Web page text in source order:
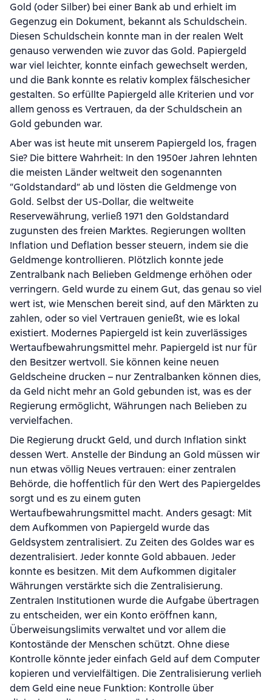
Gold (oder Silber) bei einer Bank ab und erhielt im
Gegenzug ein Dokument, bekannt als Schuldschein.
Diesen Schuldschein konnte man in der realen Welt
genauso verwenden wie zuvor das Gold. Papiergeld
war viel leichter, konnte einfach gewechselt werden,
und die Bank konnte es relativ komplex fälschesicher
gestalten. So erfüllte Papiergeld alle Kriterien und vor
allem genoss es Vertrauen, da der Schuldschein an
Gold gebunden war.
Aber was ist heute mit unserem Papiergeld los, fragen
Sie? Die bittere Wahrheit: In den 1950er Jahren lehnten
die meisten Länder weltweit den sogenannten
“Goldstandard” ab und lösten die Geldmenge von
Gold. Selbst der US-Dollar, die weltweite
Reservewährung, verließ 1971 den Goldstandard
zugunsten des freien Marktes. Regierungen wollten
Inflation und Deflation besser steuern, indem sie die
Geldmenge kontrollieren. Plötzlich konnte jede
Zentralbank nach Belieben Geldmenge erhöhen oder
verringern. Geld wurde zu einem Gut, das genau so viel
wert ist, wie Menschen bereit sind, auf den Märkten zu
zahlen, oder so viel Vertrauen genießt, wie es lokal
existiert. Modernes Papiergeld ist kein zuverlässiges
Wertaufbewahrungsmittel mehr. Papiergeld ist nur für
den Besitzer wertvoll. Sie können keine neuen
Geldscheine drucken – nur Zentralbanken können dies,
da Geld nicht mehr an Gold gebunden ist, was es der
Regierung ermöglicht, Währungen nach Belieben zu
vervielfachen.
Die Regierung druckt Geld, und durch Inflation sinkt
dessen Wert. Anstelle der Bindung an Gold müssen wir
nun etwas völlig Neues vertrauen: einer zentralen
Behörde, die hoffentlich für den Wert des Papiergeldes
sorgt und es zu einem guten
Wertaufbewahrungsmittel macht. Anders gesagt: Mit
dem Aufkommen von Papiergeld wurde das
Geldsystem zentralisiert. Zu Zeiten des Goldes war es
dezentralisiert. Jeder konnte Gold abbauen. Jeder
konnte es besitzen. Mit dem Aufkommen digitaler
Währungen verstärkte sich die Zentralisierung.
Zentralen Institutionen wurde die Aufgabe übertragen
zu entscheiden, wer ein Konto eröffnen kann,
Überweisungslimits verwaltet und vor allem die
Kontostände der Menschen schützt. Ohne diese
Kontrolle könnte jeder einfach Geld auf dem Computer
kopieren und vervielfältigen. Die Zentralisierung verlieh
dem Geld eine neue Funktion: Kontrolle über